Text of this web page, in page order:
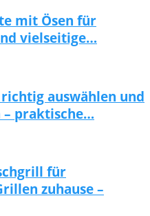
mit Ösen für
vielseitige…
auswählen und
praktische…
für
zuhause –